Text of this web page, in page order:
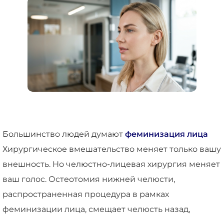
Большинство людей думают феминизация лица
Хирургическое вмешательство меняет только вашу
внешность. Но челюстно-лицевая хирургия меняет
ваш голос. Остеотомия нижней челюсти,
распространенная процедура в рамках
феминизации лица, смещает челюсть назад,